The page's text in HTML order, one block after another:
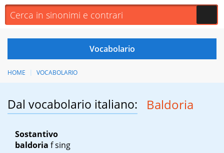
HOME VOCABOLARIO
Dal vocabolario italiano: Baldoria
Sostantivo
baldoria f sing